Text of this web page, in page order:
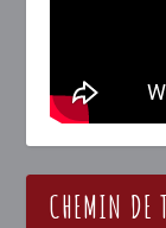
CHEMIN DE